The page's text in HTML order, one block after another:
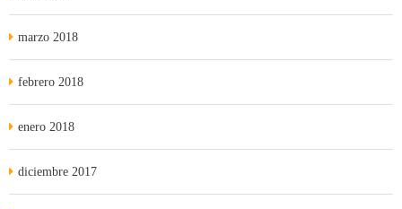
marzo 2018
febrero 2018
enero 2018
diciembre 2017